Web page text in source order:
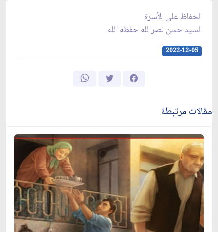
الحفاظ على الأسرة
السيد حسن نصرالله حفظه الله
2022-12-05
مقالات مرتبطة